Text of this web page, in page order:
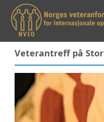
Veterantreff på